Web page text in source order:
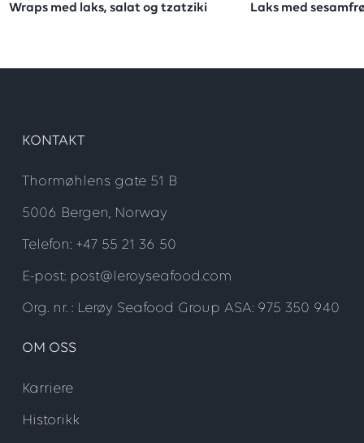
Wraps med laks, salat og tzatziki Laks med
KONTAKT
Thormøhlens gate 51 B
5006 Bergen, Norway
Telefon: +47 55 21 36 50
E-post: post@leroyseafood.com
Org. nr. : Lerøy Seafood Group ASA: 975 350 940
OM OSS
Karriere
Historikk